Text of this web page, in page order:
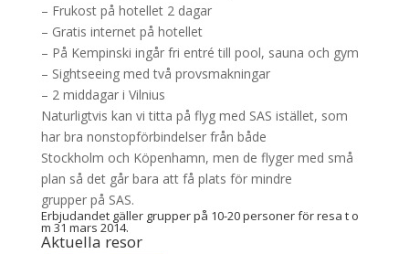
– Frukost på hotellet 2 dagar
– Gratis internet på hotellet
– På Kempinski ingår fri entré till pool, sauna och gym
– Sightseeing med två provsmakningar
– 2 middagar i Vilnius
Naturligtvis kan vi titta på flyg med SAS istället, som
har bra nonstopförbindelser från både
Stockholm och Köpenhamn, men de flyger med små
plan så det går bara att få plats för mindre
grupper på SAS.
Erbjudandet gäller grupper på 10-20 personer för resa t o
m 31 mars 2014.
Aktuella resor